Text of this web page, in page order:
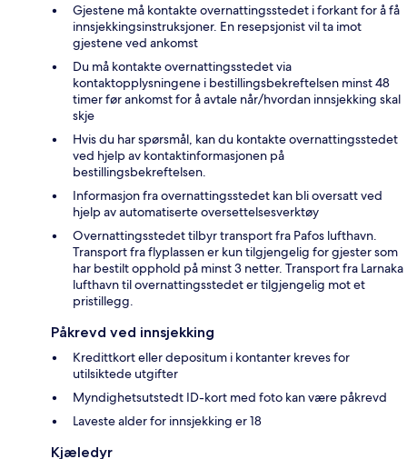
Gjestene må kontakte overnattingsstedet i forkant for å få
innsjekkingsinstruksjoner. En resepsjonist vil ta imot
gjestene ved ankomst
Du må kontakte overnattingsstedet via
kontaktopplysningene i bestillingsbekreftelsen minst 48
timer før ankomst for å avtale når/hvordan innsjekking skal
skje
Hvis du har spørsmål, kan du kontakte overnattingsstedet
ved hjelp av kontaktinformasjonen på
bestillingsbekreftelsen.
Informasjon fra overnattingsstedet kan bli oversatt ved
hjelp av automatiserte oversettelsesverktøy
Overnattingsstedet tilbyr transport fra Pafos lufthavn.
Transport fra flyplassen er kun tilgjengelig for gjester som
har bestilt opphold på minst 3 netter. Transport fra Larnaka
lufthavn til overnattingsstedet er tilgjengelig mot et
pristillegg.
Påkrevd ved innsjekking
Kredittkort eller depositum i kontanter kreves for
utilsiktede utgifter
Myndighetsutstedt ID-kort med foto kan være påkrevd
Laveste alder for innsjekking er 18
Kjæledyr